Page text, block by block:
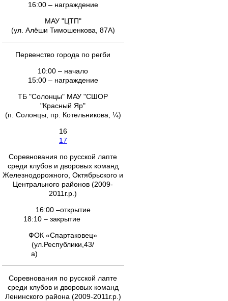
16:00 – награждение
МАУ "ЦТП"
(ул. Алёши Тимошенкова, 87А)
Первенство города по регби
10:00 – начало
15:00 – награждение
ТБ "Солонцы" МАУ "СШОР
"Красный Яр"
(п. Солонцы, пр. Котельникова, ¼)
16
17
Соревнования по русской лапте
среди клубов и дворовых команд
Железнодорожного, Октябрьского и
Центрального районов (2009-
2011г.р.)
16:00 –открытие
18:10 – закрытие
ФОК «Спартаковец»
(ул.Республики,43/
а)
Соревнования по русской лапте
среди клубов и дворовых команд
Ленинского района (2009-2011г.р.)